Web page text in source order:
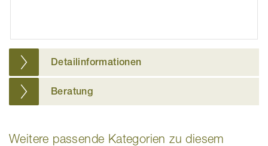
Detailinformationen
Beratung
Weitere passende Kategorien zu diesem